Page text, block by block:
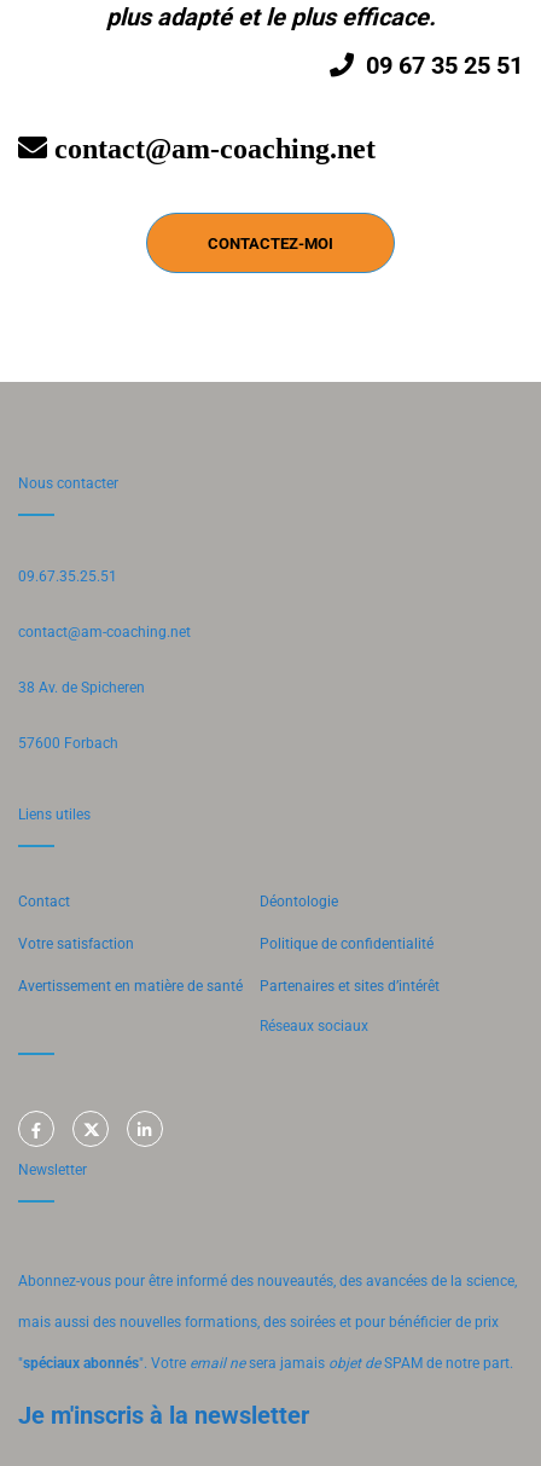
plus adapté et le plus efficace.
09 67 35 25 51
contact@am-coaching.net
CONTACTEZ-MOI
Nous contacter
09.67.35.25.51
contact@am-coaching.net
38 Av. de Spicheren
57600 Forbach
Liens utiles
Contact Déontologie
Votre satisfaction Politique de confidentialité
Avertissement en matière de santé Partenaires et sites d’intérêt
Réseaux sociaux
Newsletter
Abonnez-vous pour être informé des nouveautés, des avancées de la science,
mais aussi des nouvelles formations, des soirées et pour bénéficier de prix
"spéciaux abonnés". Votre email nesera jamais objet deSPAM de notre part.
Je m'inscris à la newsletter